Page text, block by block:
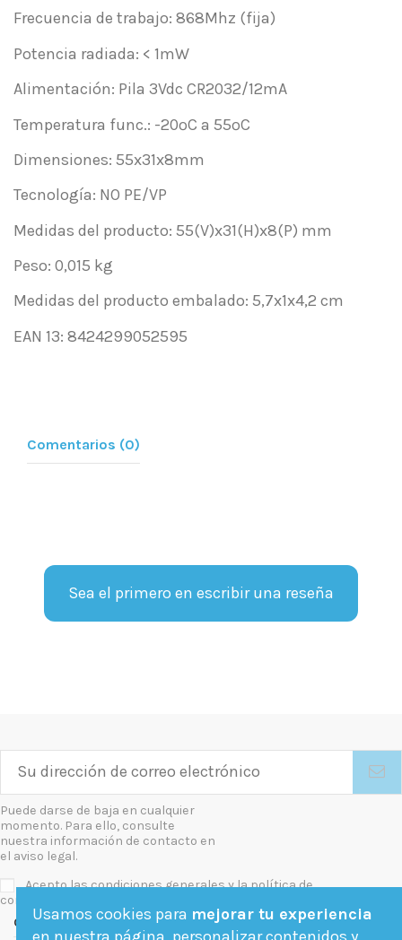
Frecuencia de trabajo: 868Mhz (fija)
Potencia radiada: < 1mW
Alimentación: Pila 3Vdc CR2032/12mA
Temperatura func.: -20ºC a 55ºC
Dimensiones: 55x31x8mm
Tecnología: NO PE/VP
Medidas del producto: 55(V)x31(H)x8(P) mm
Peso: 0,015 kg
Medidas del producto embalado: 5,7x1x4,2 cm
EAN 13: 8424299052595
Comentarios (0)
Sea el primero en escribir una reseña
Puede darse de baja en cualquier
momento. Para ello, consulte
nuestra información de contacto en
el aviso legal.
Acepto las condiciones generales y la política de
confidencialidad
Contact us
Usamos cookies para mejorar tu experiencia